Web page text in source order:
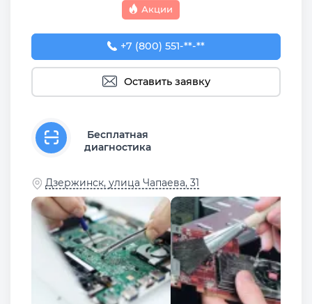
Акции
+7 (800) 551-74-09
+7 (800) 551-**-**
Оставить заявку
Бесплатная
диагностика
Дзержинск, улица Чапаева, 31